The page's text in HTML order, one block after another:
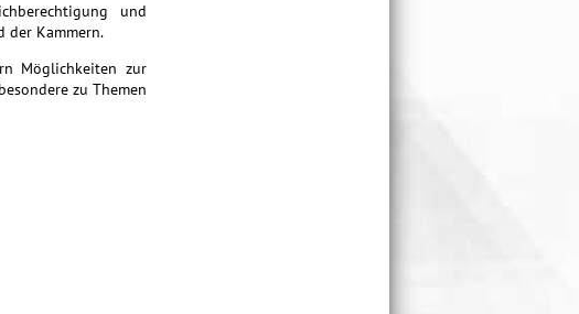
und
der Kammern.
Möglichkeiten zur
zu Themen